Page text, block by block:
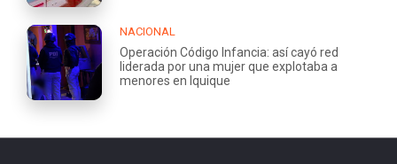
NACIONAL
Operación Código Infancia: así cayó red
liderada por una mujer que explotaba a
menores en Iquique